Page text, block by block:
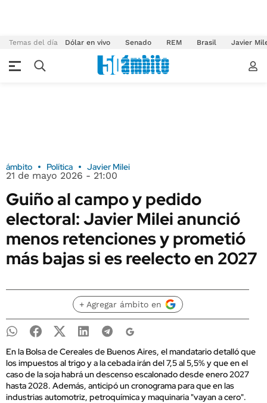
Temas del día Dólar en vivo Senado REM Brasil Javier
ámbito Política Javier Milei
21 de mayo 2026 - 21:00
Guiño al campo y pedido
electoral: Javier Milei anunció
menos retenciones y prometió
más bajas si es reelecto en 2027
+ Agregar ámbito en
En la Bolsa de Cereales de Buenos Aires, el mandatario detalló que
los impuestos al trigo y a la cebada irán del 7,5 al 5,5% y que en el
caso de la soja habrá un descenso escalonado desde enero 2027
hasta 2028. Además, anticipó un cronograma para que en las
industrias automotriz, petroquímica y maquinaria "vayan a cero".